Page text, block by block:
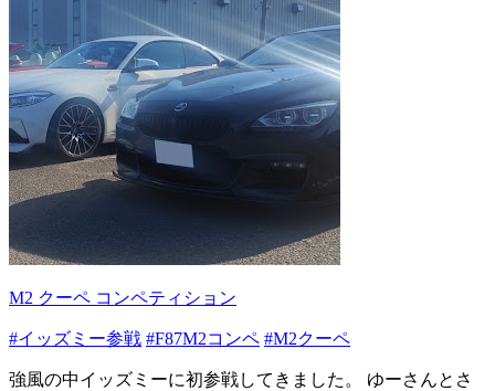
M2 クーペ コンペティション
#イッズミー参戦 #F87M2コンペ #M2クーペ
強風の中イッズミーに初参戦してきました。 ゆーさんとさ